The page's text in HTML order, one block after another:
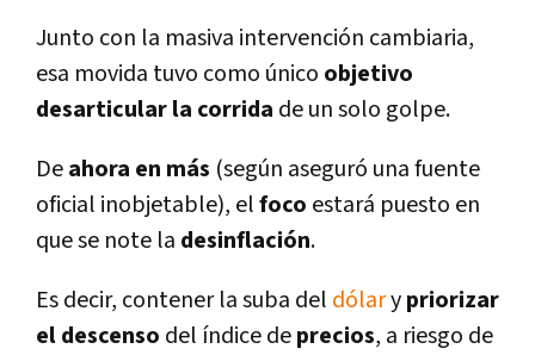
Junto con la masiva intervención cambiaria,
esa movida tuvo como único objetivo
desarticularla corrida de un solo golpe.
Deahora en más (según aseguró una fuente
oficial inobjetable), elfoco estará puesto en
que se note la desinflación.
Es decir, contener la suba del dólarypriorizar
el descenso del í­ndice deprecios, a riesgo de